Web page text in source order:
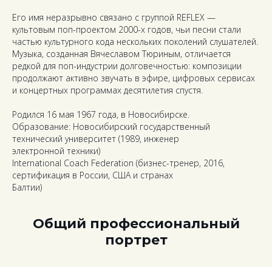
Его имя неразрывно связано с группой REFLEX —
культовым поп-проектом 2000-х годов, чьи песни стали
частью культурного кода нескольких поколений слушателей.
Музыка, созданная Вячеславом Тюриным, отличается
редкой для поп-индустрии долговечностью: композиции
продолжают активно звучать в эфире, цифровых сервисах
и концертных программах десятилетия спустя.
Родился 16 мая 1967 года, в Новосибирске.
Образование: Новосибирский государственный
технический университет (1989, инженер
электронной техники)
International Coach Federation (бизнес-тренер, 2016,
сертификация в России, США и странах
Балтии)
Общий профессиональный
портрет